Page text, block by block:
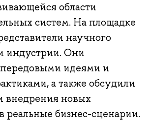
области
систем. На площадке
научного
индустрии. Они
идеями и
а также обсудили
внедрения новых
реальные бизнес-сценарии.